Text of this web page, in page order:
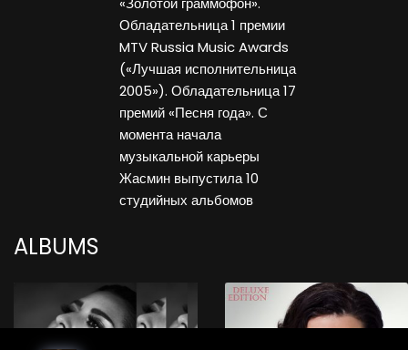
Обладательница 1 премии
MTV Russia Music Awards
(«Лучшая исполнительница
2005»). Обладательница 17
премий «Песня года». С
момента начала
музыкальной карьеры
Жасмин выпустила 10
студийных альбомов
ALBUMS